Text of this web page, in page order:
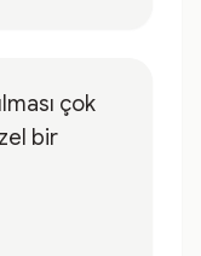
çok
bir